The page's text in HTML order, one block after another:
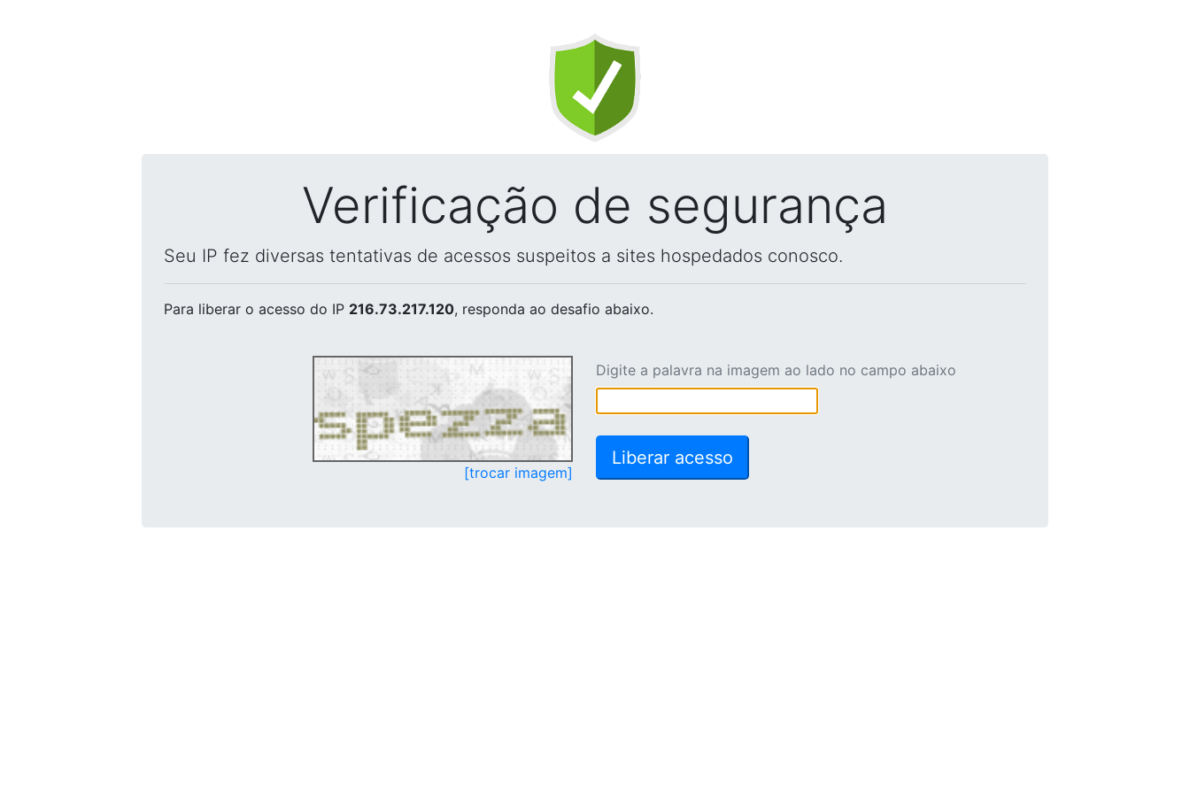
Verificação de segurança
Seu IP fez diversas tentativas de acessos suspeitos a sites hospedados conosco.
Para liberar o acesso do IP 216.73.217.120, responda ao desafio abaixo.
[trocar imagem]
Digite a palavra na imagem ao lado no campo abaixo